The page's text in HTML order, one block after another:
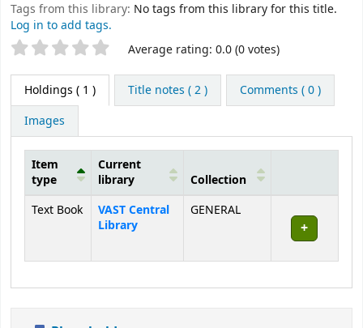
Tags from this library: No tags from this library for this title.
Log in to add tags.
Star ratings Average rating: 0.0 (0 votes)
Holdings ( 1 ) Title notes ( 2 )
Comments ( 0 )
Images
Holdings
Item
type
Current
library
Collection
Text Book
VAST Central
Library
GENERAL